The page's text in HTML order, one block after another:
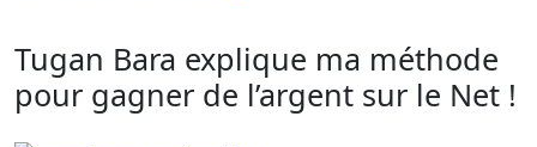
Tugan Bara explique ma méthode
pour gagner de l’argent sur le Net !